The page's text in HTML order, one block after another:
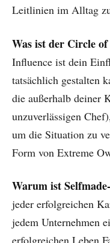
Leitlinien im Alltag
Was ist der Circle
Influence ist dein
tatsächlich gestalten
die außerhalb deiner
unzuverlässigen
um die Situation zu
Form von Extreme
Warum ist
jeder erfolgreichen
jedem Unternehmen